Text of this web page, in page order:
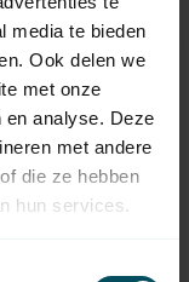
media te bieden
Ook delen we
met onze
analyse. Deze
met andere
die ze hebben
hun services.